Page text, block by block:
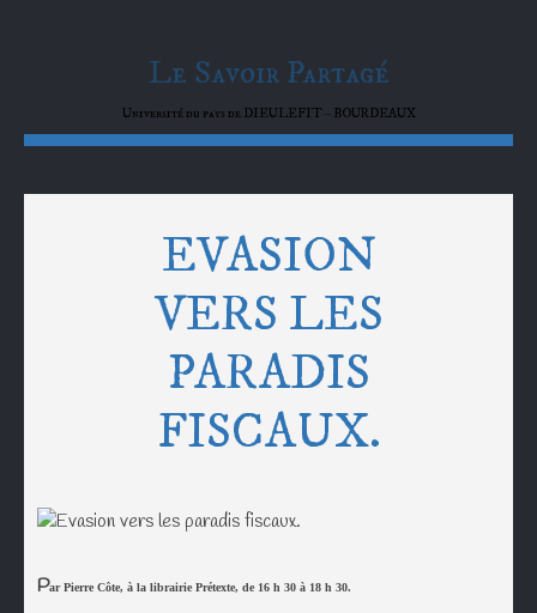
Le Savoir Partagé
Université du pays de DIEULEFIT – BOURDEAUX
EVASION
VERS LES
PARADIS
FISCAUX.
Par Pierre Côte, à la librairie Prétexte, de 16 h 30 à 18 h 30.